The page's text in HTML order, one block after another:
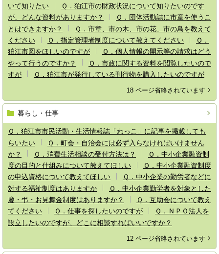
いて知りたい
Ｑ．狛江市の財政状況について知りたいのです
が、どんな資料がありますか？
Ｑ．団体活動誌に市章を使うこ
とはできますか？
Ｑ．市章、市の木、市の花、市の鳥を教えて
ください
Ｑ．指定管理者制度について教えてください
Ｑ．
狛江市図をほしいのですが
Ｑ．個人情報の開示等の請求はどう
やって行うのですか？
Ｑ．市政に関する資料を閲覧したいので
すが
Ｑ．狛江市が発行している刊行物を購入したいのですが
18 ページ省略されています
暮らし・仕事
Ｑ．狛江市市民活動・生活情報誌「わっこ」に記事を掲載しても
らいたい
Ｑ．町会・自治会には必ず入らなければいけません
か？
Ｑ．消費生活相談の受付方法は？
Ｑ．中小企業融資制
度の目的と仕組みについて教えてほしい
Ｑ．中小企業融資制度
の申込資格について教えてほしい
Ｑ．中小企業の勤労者などに
対する福祉制度はありますか
Ｑ．中小企業勤労者を対象とした
慶・弔・お見舞金制度はありますか？
Ｑ．互助会について教え
てください
Ｑ．仕事を探したいのですが
Ｑ．ＮＰＯ法人を
設立したいのですが、どこに相談すればいいですか？
12 ページ省略されています